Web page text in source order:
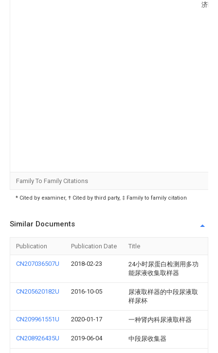
济医
Family To Family Citations
* Cited by examiner, † Cited by third party, ‡ Family to family citation
Similar Documents
Publication Publication Date Title
CN207036507U 2018-02-23
24小时尿蛋白检测用多功
能尿液收集取样器
CN205620182U 2016-10-05
尿液取样器的中段尿液取
样尿杯
CN209961551U 2020-01-17 一种肾内科尿液取样器
CN208926435U 2019-06-04 中段尿收集器